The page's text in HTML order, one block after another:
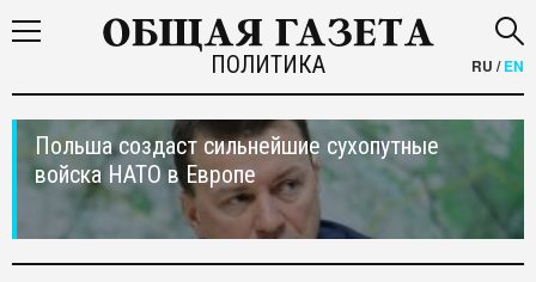
ПОЛИТИКА RU /EN
Польша создаст сильнейшие сухопутные
войска НАТО в Европе